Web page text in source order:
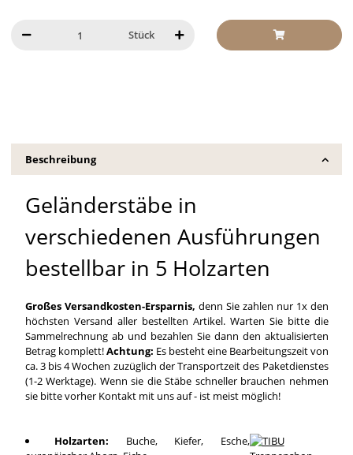
Stück
Beschreibung
Geländerstäbe in
verschiedenen Ausführungen
bestellbar in 5 Holzarten
Großes Versandkosten-Ersparnis, denn Sie zahlen nur 1x den
höchsten Versand aller bestellten Artikel. Warten Sie bitte die
Sammelrechnung ab und bezahlen Sie dann den aktualisierten
Betrag komplett!Achtung: Es besteht eine Bearbeitungszeit von
ca. 3 bis 4 Wochen zuzüglich der Transportzeit des Paketdienstes
(1-2 Werktage). Wenn sie die Stäbe schneller brauchen nehmen
sie bitte vorher Kontakt mit uns auf - ist meist möglich!
Holzarten: Buche, Kiefer, Esche,